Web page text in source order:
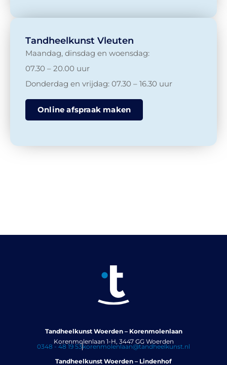
Tandheelkunst Vleuten
Maandag, dinsdag en woensdag:
07.30 – 20.00 uur
Donderdag en vrijdag: 07.30 – 16.30 uur
Online afspraak maken
Tandheelkunst Woerden – Korenmolenlaan
Korenmolenlaan 1-H, 3447 GG Woerden
0348 - 48 19 53 korenmolenlaan@tandheelkunst.nl
Tandheelkunst Woerden – Lindenhof